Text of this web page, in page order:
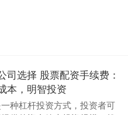
司选择 股票配资手续费：
本，明智投资
种杠杆投资方式，投资者可